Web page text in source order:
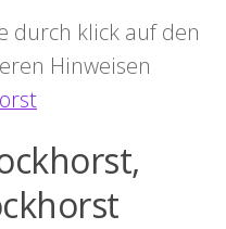
durch klick auf den
Hinweisen